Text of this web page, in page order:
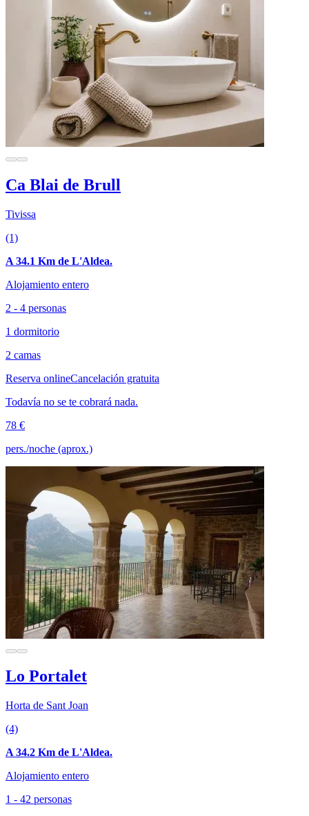
Ca Blai de Brull
Tivissa
(1)
A 34.1 Km de L'Aldea.
Alojamiento entero
2 - 4 personas
1 dormitorio
2 camas
Reserva onlineCancelación gratuita
Todavía no se te cobrará nada.
78 €
pers./noche (aprox.)
Lo Portalet
Horta de Sant Joan
(4)
A 34.2 Km de L'Aldea.
Alojamiento entero
1 - 42 personas